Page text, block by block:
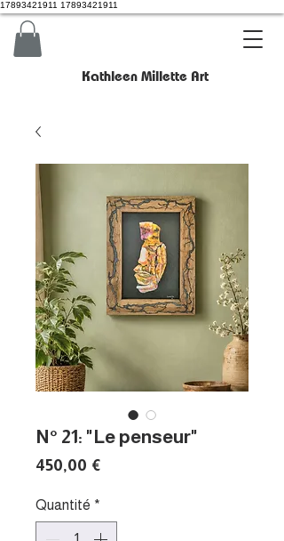
17893421911 17893421911
Kathleen Millette Art
N° 21: "Le penseur"
450,00 €
Quantité *